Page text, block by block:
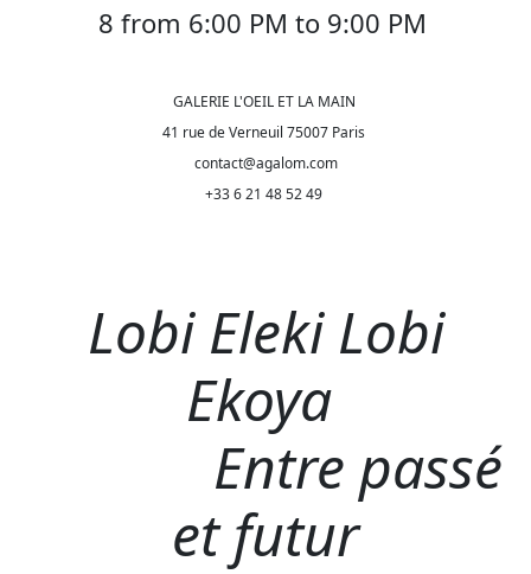
8 from 6:00 PM to 9:00 PM
GALERIE L'OEIL ET LA MAIN
41 rue de Verneuil 75007 Paris
contact@agalom.com
+33 6 21 48 52 49
Lobi Eleki Lobi
Ekoya
Entre passé
et futur